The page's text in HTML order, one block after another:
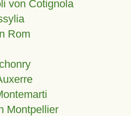
von Cotignola
Rom
Montpellier